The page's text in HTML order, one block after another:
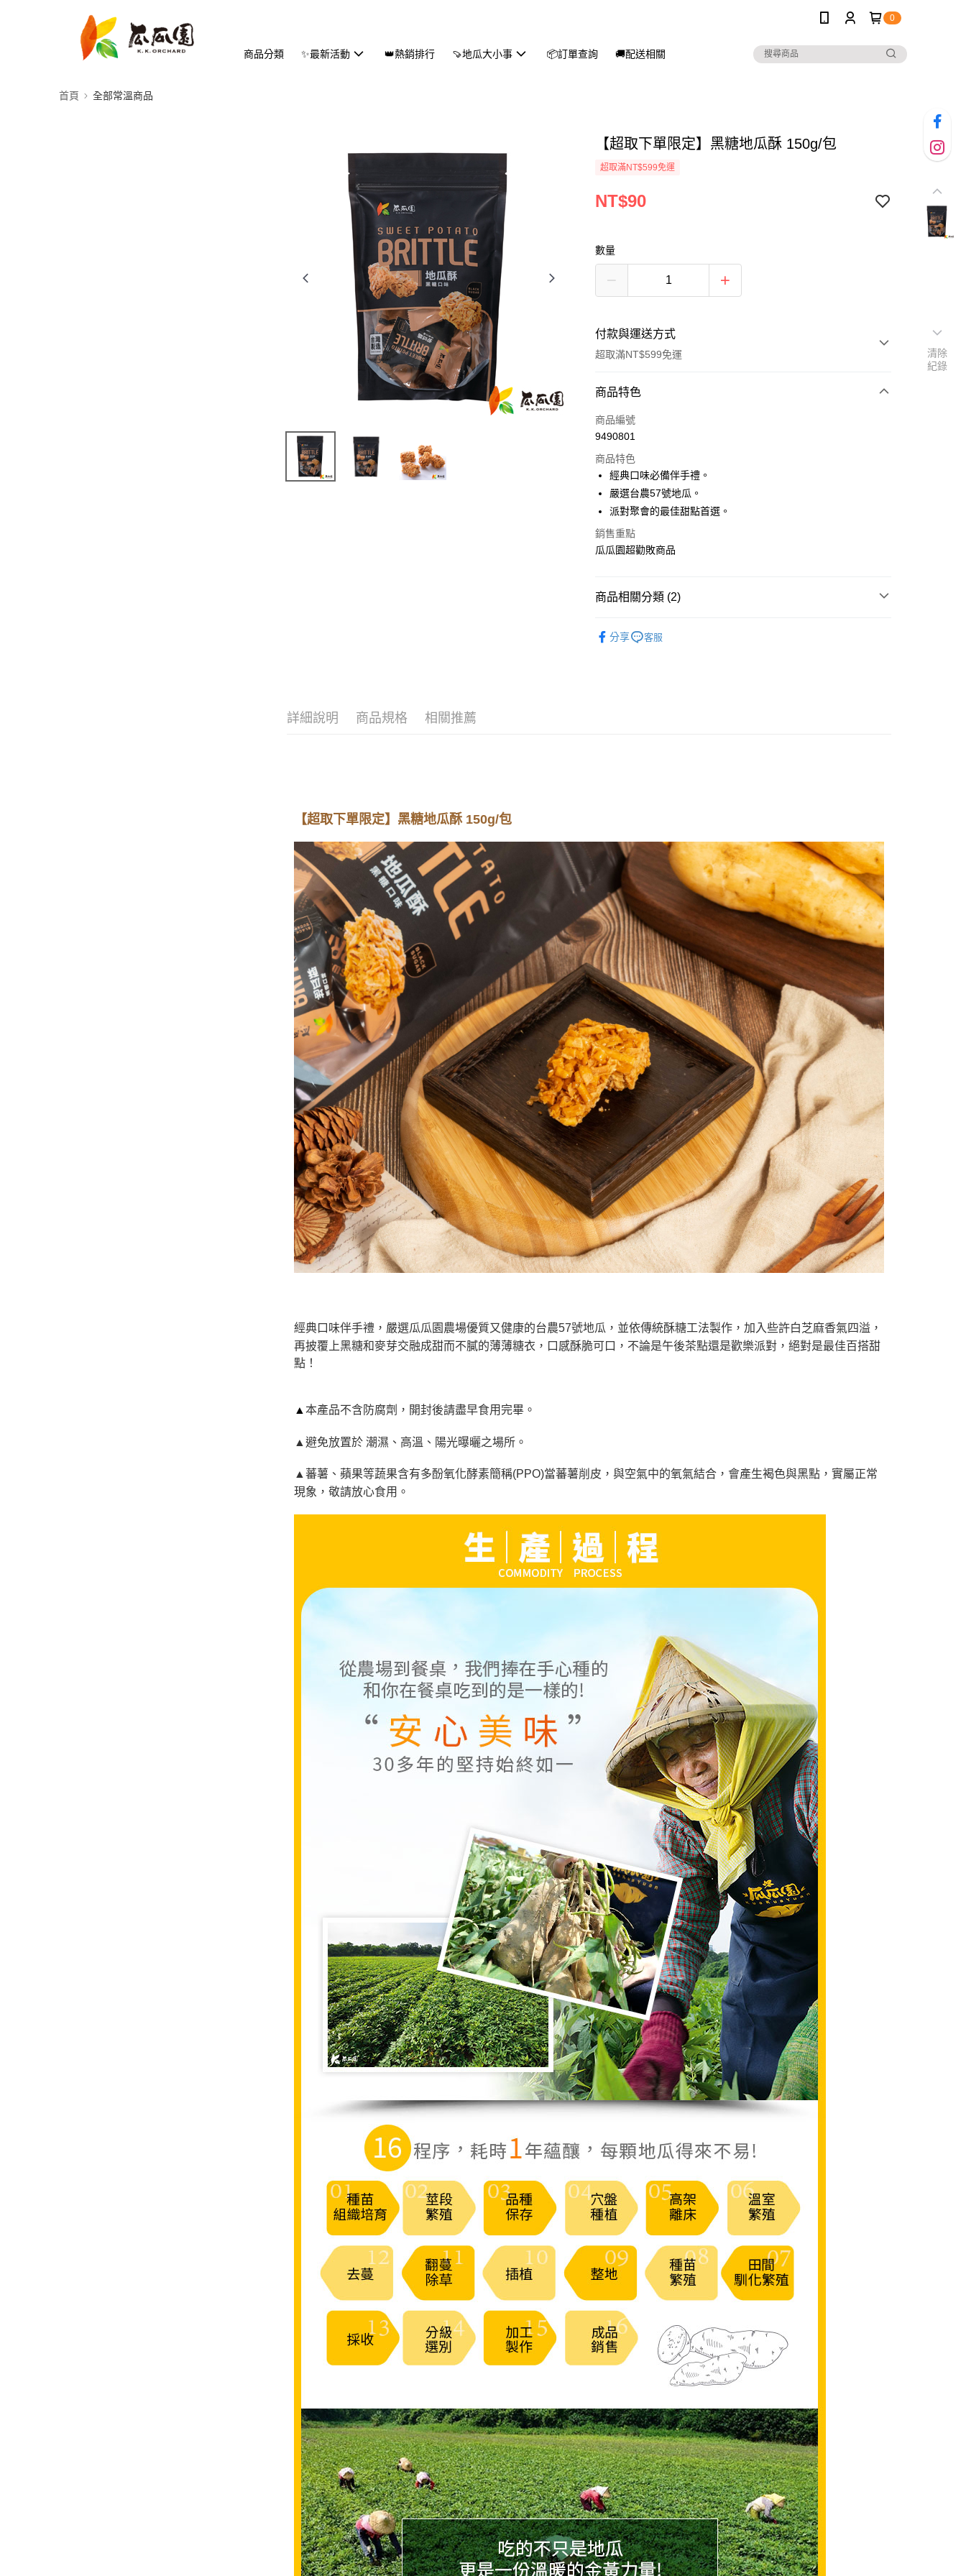
0
商品分類 ✨最新活動 👑熱銷排行 🍠地瓜大小事 📦訂單查詢 🚚配送相關
首頁 全部常溫商品
【超取下單限定】黑糖地瓜酥 150g/包
超取滿NT$599免運
NT$90
數量
付款與運送方式
超取滿NT$599免運
付款方式
信用卡一次付款
LINE Pay
Apple Pay
悠遊付
AFTEE先享後付
【關於「AFTEE先享後付」】
※ 交易是否成功請以「AFTEE先享後付 」之結帳頁面顯示為準，若有關於
是否繳費成功／繳費後需取消欲退款等相關疑問，請聯繫「AFTEE先享後
付客戶支援中心」 https://netprotections.freshdesk.com/support/home
【注意事項】
１．透過由恩沛科技股份有限公司提供之「AFTEE先享後付」服務完成之
交易，需依本服務之必要範圍內提供個人資料，並將交易相關給付款項請
求債權轉讓予恩沛科技股份有限公司。
２．關於個人資料處理事宜，請瀏覽以下網址：
https://aftee.tw/terms/#terms3
３．未成年的使用者請事先徵得法定代理人或監護人之同意方可使用
「AFTEE先享後付」，若未經同意申辦者引起之損失，本公司不負相關責
任。
４．使用「AFTEE先享後付」時，將依據個別帳號之用戶狀況，依本公司
即時審查核予不同之上限額度；若仍有額度不足之情形，本公司將視審查
結果請求用戶進行身份認證。
５．嚴禁一人註冊多個帳號或使用他人資訊註冊。若發現惡意使用之情
形，恩沛科技股份有限公司將有權停止該用戶之使用額度並採取法律行
動。
ATM付款
7-11取貨不付款
每筆NT$120，滿NT$599(含以上)免運費
宅配到府(常溫)
每筆NT$120，滿NT$1,500(含以上)免運費
商品特色
商品編號
9490801
商品特色
經典口味必備伴手禮。
嚴選台農57號地瓜。
派對聚會的最佳甜點首選。
銷售重點
瓜瓜園超勸敗商品
商品相關分類 (2)
分享 客服
詳細說明 商品規格 相關推薦
【超取下單限定】黑糖地瓜酥 150g/包
經典口味伴手禮，嚴選瓜瓜園農場優質又健康的台農57號地瓜，並依傳統酥糖工法製作，加入些許白芝麻香氣四溢，
再披覆上黑糖和麥芽交融成甜而不膩的薄薄糖衣，口感酥脆可口，不論是午後茶點還是歡樂派對，絕對是最佳百搭甜
點！
▲本產品不含防腐劑，開封後請盡早食用完畢。
▲避免放置於 潮濕、高溫、陽光曝曬之場所。
▲蕃薯、蘋果等蔬果含有多酚氧化酵素簡稱(PPO)當蕃薯削皮，與空氣中的氧氣結合，會產生褐色與黑點，實屬正常
現象，敬請放心食用。
清除
紀錄